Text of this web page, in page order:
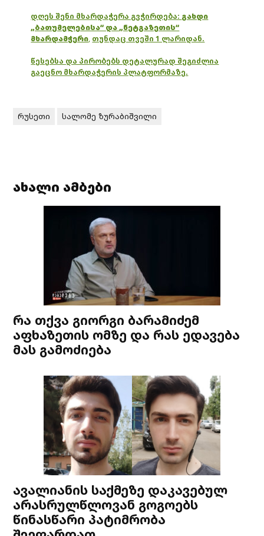
დღეს შენი მხარდაჭერა გვჭირდება: გახდი
„ბათუმელებისა“ და „ნეტგაზეთის“
მხარდამჭერი, თუნდაც თვეში 1 ლარიდან.
წესებსა და პირობებს დეტალურად შეგიძლია
გაეცნო მხარდაჭერის პლატფორმაზე.
რუსეთი სალომე ზურაბიშვილი
ახალი ამბები
რა თქვა გიორგი ბარამიძემ
აფხაზეთის ომზე და რას ედავება
მას გამოძიება
ავალიანის საქმეზე დაკავებულ
არასრულწლოვან გოგოებს
წინასწარი პატიმრობა